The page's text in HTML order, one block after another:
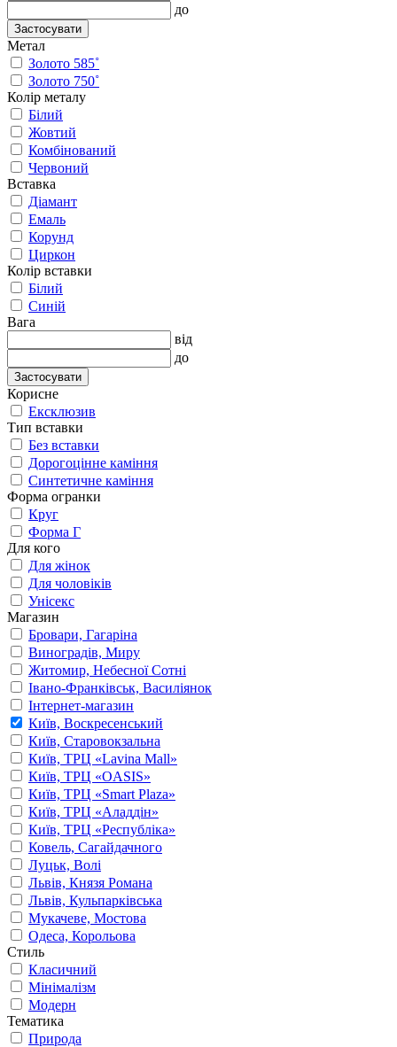
до
Застосувати
Метал
Золото 585˚
Золото 750˚
Колір металу
Білий
Жовтий
Комбінований
Червоний
Вставка
Діамант
Емаль
Корунд
Циркон
Колір вставки
Білий
Синій
Вага
від
до
Застосувати
Корисне
Ексклюзив
Тип вставки
Без вставки
Дорогоцінне каміння
Синтетичне каміння
Форма огранки
Круг
Форма Г
Для кого
Для жінок
Для чоловіків
Унісекс
Магазин
Бровари, Гагаріна
Виноградів, Миру
Житомир, Небесної Сотні
Івано-Франківськ, Василіянок
Інтернет-магазин
Київ, Воскресенський
Київ, Старовокзальна
Київ, ТРЦ «Lavina Mall»
Київ, ТРЦ «OASIS»
Київ, ТРЦ «Smart Plaza»
Київ, ТРЦ «Аладдін»
Київ, ТРЦ «Республіка»
Ковель, Сагайдачного
Луцьк, Волі
Львів, Князя Романа
Львів, Кульпарківська
Мукачеве, Мостова
Одеса, Корольова
Стиль
Класичний
Мінімалізм
Модерн
Тематика
Природа